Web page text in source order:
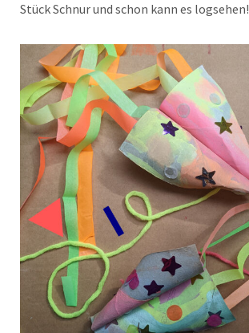
Stück Schnur und schon kann es logsehen!